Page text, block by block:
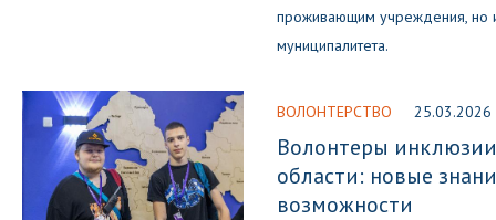
проживающим учреждения, но и
муниципалитета.
ВОЛОНТЕРСТВО 25.03.2026
Волонтеры
области: новые
возможности